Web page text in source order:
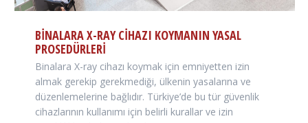
BINALARA X-RAY CIHAZI KOYMANIN YASAL
PROSEDÜRLERI
Binalara X-ray cihazı koymak için emniyetten izin
almak gerekip gerekmediği, ülkenin yasalarına ve
düzenlemelerine bağlıdır. Türkiye’de bu tür güvenlik
cihazlarının kullanımı için belirli kurallar ve izin